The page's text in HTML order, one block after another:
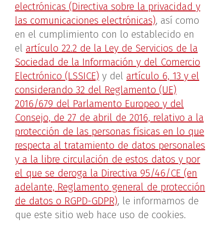
electrónicas (Directiva sobre la privacidad y
las comunicaciones electrónicas), así como
en el cumplimiento con lo establecido en
el artículo 22.2 de la Ley de Servicios de la
Sociedad de la Información y del Comercio
Electrónico (LSSICE) y del artículo 6, 13 y el
considerando 32 del Reglamento (UE)
2016/679 del Parlamento Europeo y del
Consejo, de 27 de abril de 2016, relativo a la
protección de las personas físicas en lo que
respecta al tratamiento de datos personales
y a la libre circulación de estos datos y por
el que se deroga la Directiva 95/46/CE (en
adelante, Reglamento general de protección
de datos o RGPD-GDPR), le informamos de
que este sitio web hace uso de cookies.